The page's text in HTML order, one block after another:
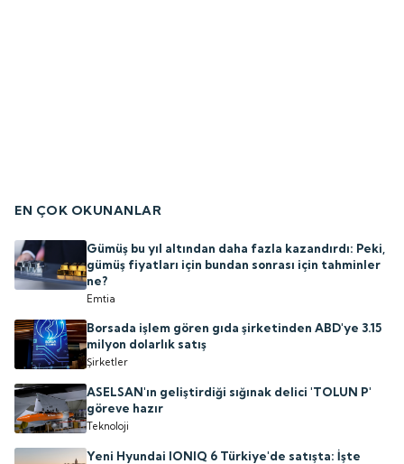
EN ÇOK OKUNANLAR
Gümüş bu yıl altından daha fazla kazandırdı: Peki,
gümüş fiyatları için bundan sonrası için tahminler
ne?
Emtia
Borsada işlem gören gıda şirketinden ABD'ye 3.15
milyon dolarlık satış
Şirketler
ASELSAN'ın geliştirdiği sığınak delici 'TOLUN P'
göreve hazır
Teknoloji
Yeni Hyundai IONIQ 6 Türkiye'de satışta: İşte